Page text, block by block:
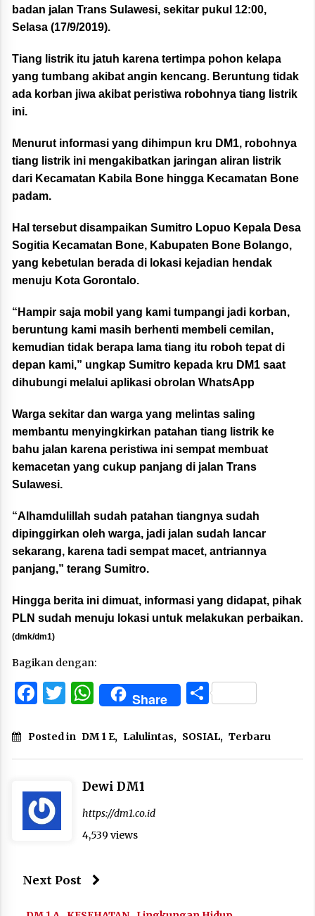
badan jalan Trans Sulawesi, sekitar pukul 12:00,
Selasa (17/9/2019).
Tiang listrik itu jatuh karena tertimpa pohon kelapa
yang tumbang akibat angin kencang. Beruntung tidak
ada korban jiwa akibat peristiwa robohnya tiang listrik
ini.
Menurut informasi yang dihimpun kru DM1, robohnya
tiang listrik ini mengakibatkan jaringan aliran listrik
dari Kecamatan Kabila Bone hingga Kecamatan Bone
padam.
Hal tersebut disampaikan Sumitro Lopuo Kepala Desa
Sogitia Kecamatan Bone, Kabupaten Bone Bolango,
yang kebetulan berada di lokasi kejadian hendak
menuju Kota Gorontalo.
“Hampir saja mobil yang kami tumpangi jadi korban,
beruntung kami masih berhenti membeli cemilan,
kemudian tidak berapa lama tiang itu roboh tepat di
depan kami,” ungkap Sumitro kepada kru DM1 saat
dihubungi melalui aplikasi obrolan WhatsApp
Warga sekitar dan warga yang melintas saling
membantu menyingkirkan patahan tiang listrik ke
bahu jalan karena peristiwa ini sempat membuat
kemacetan yang cukup panjang di jalan Trans
Sulawesi.
“Alhamdulillah sudah patahan tiangnya sudah
dipinggirkan oleh warga, jadi jalan sudah lancar
sekarang, karena tadi sempat macet, antriannya
panjang,” terang Sumitro.
Hingga berita ini dimuat, informasi yang didapat, pihak
PLN sudah menuju lokasi untuk melakukan perbaikan.
(dmk/dm1)
Bagikan dengan:
Facebook
Twitter
WhatsApp
Share Share
Posted in DM 1 E, Lalulintas, SOSIAL, Terbaru
Dewi DM1
https://dm1.co.id
4,539 views
Next Post